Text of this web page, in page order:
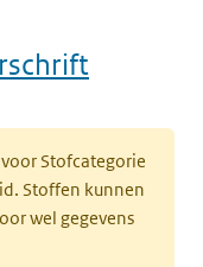
Stofcategorie
Stoffen kunnen
wel gegevens